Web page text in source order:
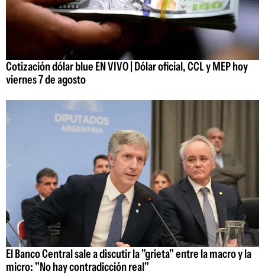
Cotización dólar blue EN VIVO | Dólar oficial, CCL y MEP hoy
viernes 7 de agosto
El Banco Central sale a discutir la "grieta" entre la macro y la
micro: "No hay contradicción real"